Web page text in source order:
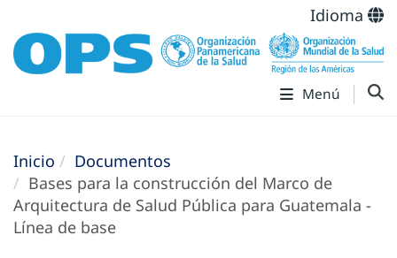
Idioma
Menú
Inicio
Documentos
Bases para la construcción del Marco de
Arquitectura de Salud Pública para Guatemala -
Línea de base